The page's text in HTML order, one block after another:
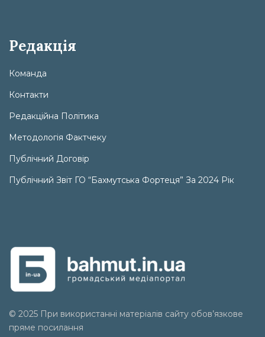
Редакція
Команда
Контакти
Редакційна Політика
Методологія Фактчеку
Публічний Договір
Публічний Звіт ГО “Бахмутська Фортеця” За 2024 Рік
© 2025 При використанні матеріалів сайту обов’язкове
пряме посилання